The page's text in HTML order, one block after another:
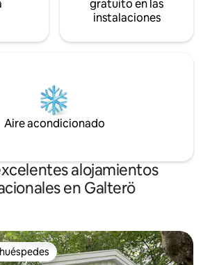
gratuito en las
instalaciones
Aire acondicionado
alojamientos
en Galterö
Favorito entre huéspedes